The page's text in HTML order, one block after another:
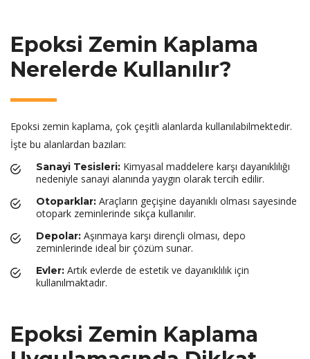
Epoksi Zemin Kaplama
Nerelerde Kullanılır?
Epoksi zemin kaplama, çok çeşitli alanlarda kullanılabilmektedir.
İşte bu alanlardan bazıları:
Sanayi Tesisleri: Kimyasal maddelere karşı dayanıklılığı
nedeniyle sanayi alanında yaygın olarak tercih edilir.
Otoparklar: Araçların geçişine dayanıklı olması sayesinde
otopark zeminlerinde sıkça kullanılır.
Depolar: Aşınmaya karşı dirençli olması, depo
zeminlerinde ideal bir çözüm sunar.
Evler: Artık evlerde de estetik ve dayanıklılık için
kullanılmaktadır.
Epoksi Zemin Kaplama